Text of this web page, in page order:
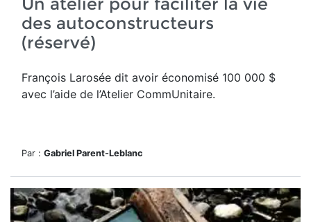
des autoconstructeurs
(réservé)
François Larosée dit avoir économisé 100 000 $
avec l’aide de l’Atelier CommUnitaire.
Par : Gabriel Parent-Leblanc